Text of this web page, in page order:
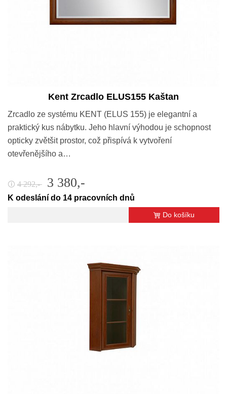
Kent Zrcadlo ELUS155 Kaštan
Zrcadlo ze systému KENT (ELUS 155) je elegantní a
praktický kus nábytku. Jeho hlavní výhodou je schopnost
opticky zvětšit prostor, což přispívá k vytvoření
otevřenějšího a…
🛈 4 292,- 3 380,-
K odeslání do 14 pracovních dnů
Do košíku